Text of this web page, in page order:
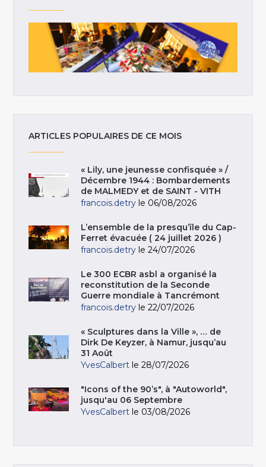
ARTICLES POPULAIRES DE CE MOIS
« Lily, une jeunesse confisquée » /
Décembre 1944 : Bombardements
de MALMEDY et de SAINT - VITH
francois.detry le 06/08/2026
L’ensemble de la presqu’île du Cap-
Ferret évacuée ( 24 juillet 2026 )
francois.detry le 24/07/2026
Le 300 ECBR asbl a organisé la
reconstitution de la Seconde
Guerre mondiale à Tancrémont
francois.detry le 22/07/2026
« Sculptures dans la Ville », … de
Dirk De Keyzer, à Namur, jusqu’au
31 Août
YvesCalbert le 28/07/2026
"Icons of the 90’s", à "Autoworld",
jusqu'au 06 Septembre
YvesCalbert le 03/08/2026